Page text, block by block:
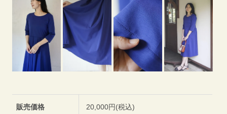
販売価格 20,000円(税込)